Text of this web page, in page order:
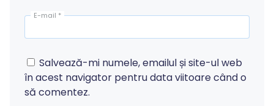
E-mail *
Salvează-mi numele, emailul și site-ul web
în acest navigator pentru data viitoare când o
să comentez.